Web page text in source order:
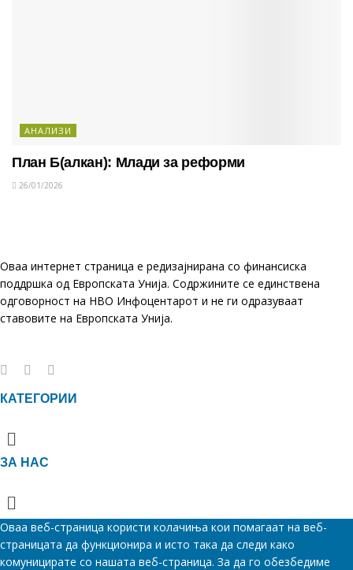
АНАЛИЗИ
План Б(алкан): Млади за реформи
26/01/2026
Оваа интернет страница е редизајнирана со финансиска
поддршка од Европската Унија. Содржините се единствена
одговорност на НВО Инфоцентарот и не ги одразуваат
ставовите на Европската Унија.
КАТЕГОРИИ
Menu
ЗА НАС
Menu
Оваа веб-страница користи колачиња кои помагаат на веб-
страницата да функционира и исто така да следи како
комуницирате со нашата веб-страница. За да го обезбедиме